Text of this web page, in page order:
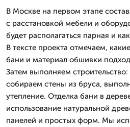
В Москве на первом этапе
с расстановкой мебели и
будет располагаться парная и
В тексте проекта отмечаем,
бани и материал обшивки
Затем выполняем
собираем стены из бруса,
утепление. Отделка бани в
использование натуральной
панелей и простых форм. Мы